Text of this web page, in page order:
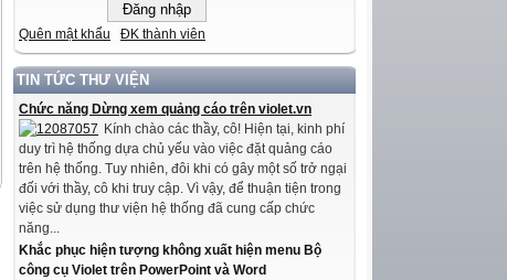
Quên mật khẩu ĐK thành viên
TIN TỨC THƯ VIỆN
Chức năng Dừng xem quảng cáo trên violet.vn
Kính chào các thầy, cô! Hiện tại, kinh phí
duy trì hệ thống dựa chủ yếu vào việc đặt quảng cáo
trên hệ thống. Tuy nhiên, đôi khi có gây một số trở ngại
đối với thầy, cô khi truy cập. Vì vậy, để thuận tiện trong
việc sử dụng thư viện hệ thống đã cung cấp chức
năng...
Khắc phục hiện tượng không xuất hiện menu Bộ
công cụ Violet trên PowerPoint và Word